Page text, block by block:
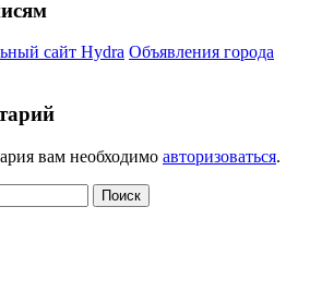
сайт Hydra Объявления города
вам необходимо авторизоваться.